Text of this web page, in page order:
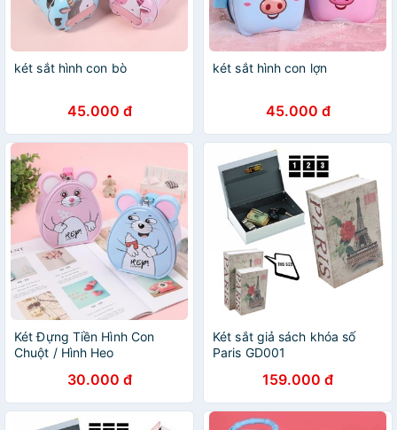
két sắt hình con bò
45.000 đ
két sắt hình con lợn
45.000 đ
Két Đựng Tiền Hình Con
Chuột / Hình Heo
30.000 đ
Két sắt giả sách khóa số
Paris GD001
159.000 đ